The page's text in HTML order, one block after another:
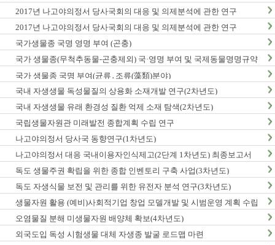
2017년 나고야의정서 당사국회의 대응 및 의제분석에 관한 연구
2017년 나고야의정서 당사국회의 대응 및 의제분석에 관한 연구
국가생물종 국명 영명 부여 (곤충)
국가 생물종(무척추동물-곤충제외) 국·영명 부여 및 국제동물명명규약
한글판 발간
국가 생물종 국명 부여(균류․조류(藻類)분야)
국내 자생생물 독성물질의 상용화 소재개발 연구(2차년도)
국내 자생생물 유래 환경성 질환 억제 소재 탐색(2차년도)
국립생물자원관 미래발전 종합계획 수립 연구
나고야의정서 당사국 동향연구(1차년도)
나고야의정서 대응 국내이용자인식제고(2단계 1차년도) 최종보고서
독도 생물주권 확립을 위한 종합 인벤토리 구축 사업(3차년도)
독도 자생식물 보전 및 관리를 위한 유전자 분석 연구(3차년도)
생물자원 활용 (예비)사회적기업 창업 모델개발 및 시범운영 계획 수립
오염물질 분해 미생물자원 배양체 확보(4차년도)
외국도입 독성 시험생물 대체 자생종 발굴 로드맵 마련